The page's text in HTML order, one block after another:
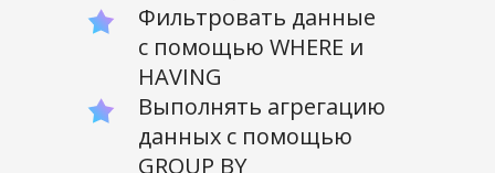
Фильтровать данные
с помощью WHERE и
HAVING
Выполнять агрегацию
данных с помощью
GROUP BY